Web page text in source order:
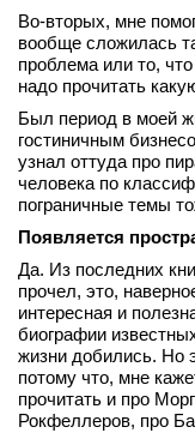
Во-вторых, мне
вообще сложилась
проблема или то,
надо прочитать
Был период в моей
гостиничным
узнал оттуда про
человека по
пограничные темы
Появляется
Да. Из последних
прочел, это,
интересная и
биографии
жизни добились. Но
потому что, мне
прочитать и про
Рокфеллеров, про